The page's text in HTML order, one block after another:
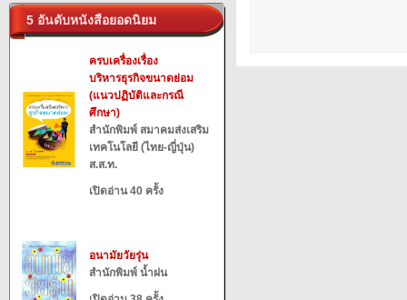
5 อันดับหนังสือยอดนิยม
ครบเครื่องเรื่อง
บริหารธุรกิจขนาดย่อม
(แนวปฏิบัติและกรณี
ศึกษา)
สำนักพิมพ์ สมาคมส่งเสริม
เทคโนโลยี (ไทย-ญี่ปุ่น)
ส.ส.ท.
เปิดอ่าน 40 ครั้ง
อนามัยวัยรุ่น
สำนักพิมพ์ น้ำฝน